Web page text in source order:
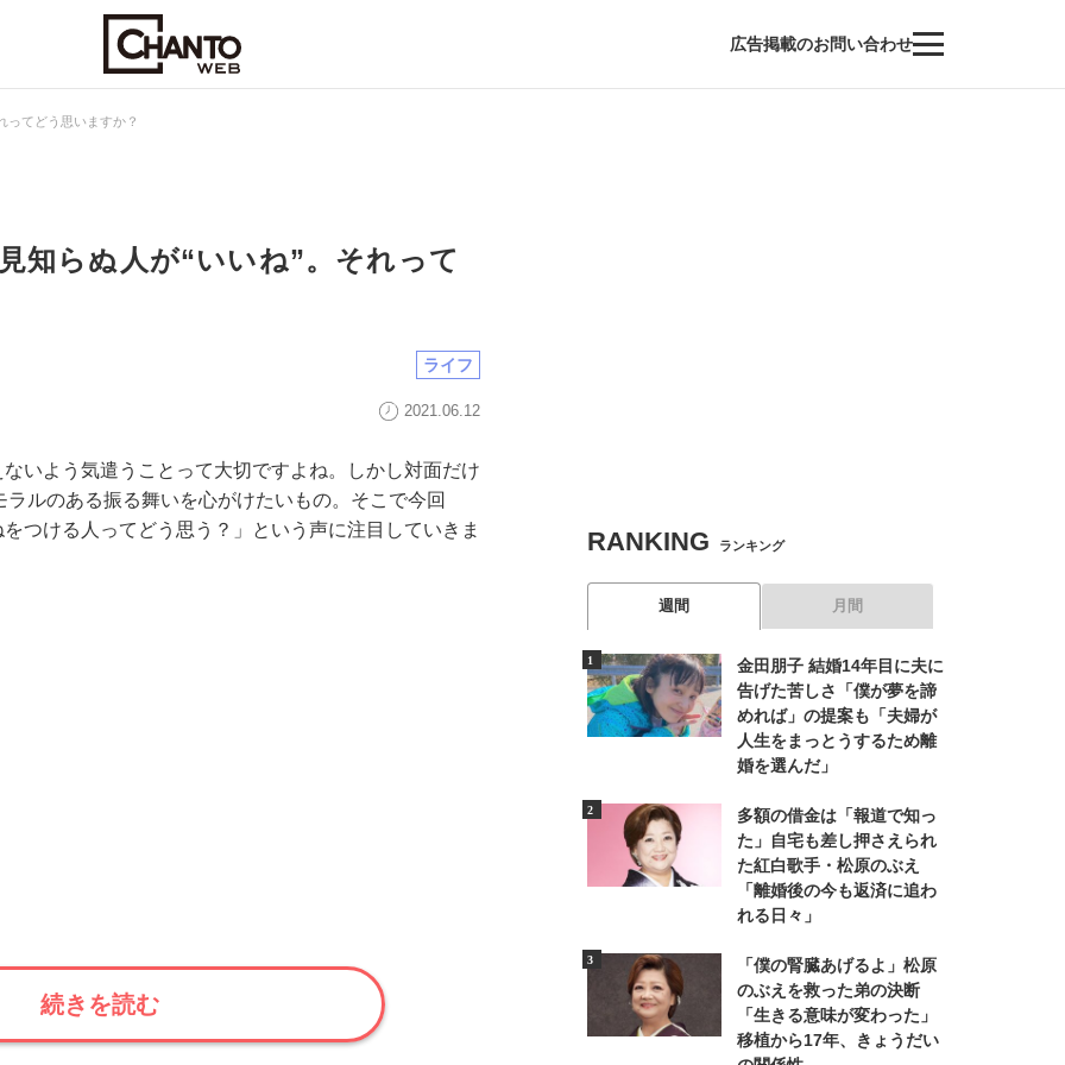
広告掲載のお問い合わせ
ってどう思いますか？
知らぬ人が“いいね”。それって
ライフ
2021.06.12
いよう気遣うことって大切ですよね。しかし対面だけ
ルのある振る舞いを心がけたいもの。そこで今回
つける人ってどう思う？」という声に注目していきま
続きを読む
RANKING ランキング
週間 月間
金田朋子 結婚14年目に夫に
告げた苦しさ「僕が夢を諦
めれば」の提案も「夫婦が
人生をまっとうするため離
婚を選んだ」
多額の借金は「報道で知っ
た」自宅も差し押さえられ
た紅白歌手・松原のぶえ
「離婚後の今も返済に追わ
れる日々」
「僕の腎臓あげるよ」松原
のぶえを救った弟の決断
「生きる意味が変わった」
移植から17年、きょうだい